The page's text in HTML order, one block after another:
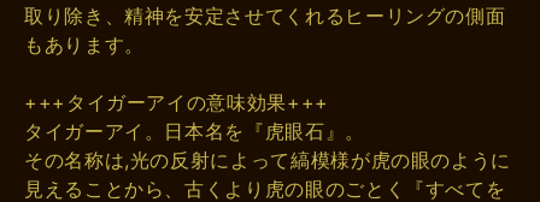
取り除き、精神を安定させてくれるヒーリングの側面
もあります。
+++タイガーアイの意味効果+++
タイガーアイ。日本名を『虎眼石』。
その名称は,光の反射によって縞模様が虎の眼のように
見えることから、古くより虎の眼のごとく『すべてを